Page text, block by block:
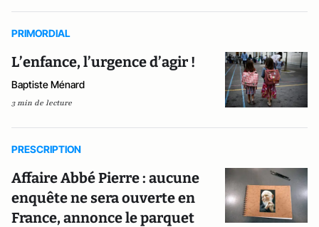
PRIMORDIAL
L’enfance, l’urgence d’agir !
Baptiste Ménard
3 min de lecture
PRESCRIPTION
Affaire Abbé Pierre : aucune
enquête ne sera ouverte en
France, annonce le parquet